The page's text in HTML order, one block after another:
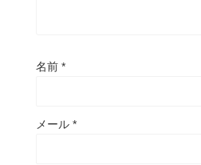
名前 *
メール *